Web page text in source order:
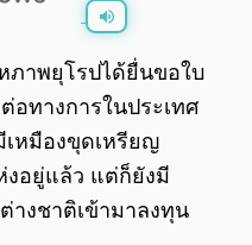
0:00 0:00
ภาพยุโรปได้ยื่นขอใบ
ต่อทางการในประเทศ
เหมืองขุดเหรียญ
งอยู่แล้ว แต่ก็ยังมี
างชาติเข้ามาลงทุน